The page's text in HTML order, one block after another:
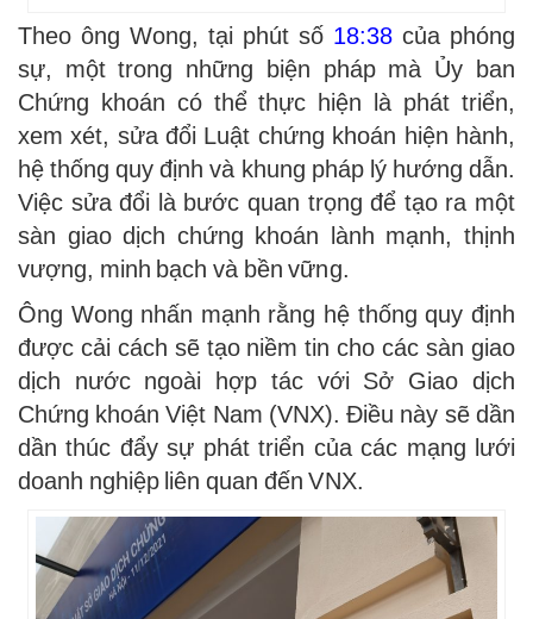
Theo ông Wong, tại phút số 18:38 của phóng
sự, một trong những biện pháp mà Ủy ban
Chứng khoán có thể thực hiện là phát triển,
xem xét, sửa đổi Luật chứng khoán hiện hành,
hệ thống quy định và khung pháp lý hướng dẫn.
Việc sửa đổi là bước quan trọng để tạo ra một
sàn giao dịch chứng khoán lành mạnh, thịnh
vượng, minh bạch và bền vững.
Ông Wong nhấn mạnh rằng hệ thống quy định
được cải cách sẽ tạo niềm tin cho các sàn giao
dịch nước ngoài hợp tác với Sở Giao dịch
Chứng khoán Việt Nam (VNX). Điều này sẽ dần
dần thúc đẩy sự phát triển của các mạng lưới
doanh nghiệp liên quan đến VNX.